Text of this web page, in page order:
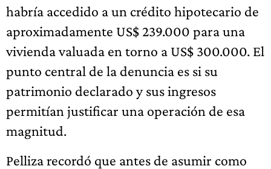
habría accedido a un crédito hipotecario de
aproximadamente US$ 239.000 para una
vivienda valuada en torno a US$ 300.000. El
punto central de la denuncia es si su
patrimonio declarado y sus ingresos
permitían justificar una operación de esa
magnitud.
Pelliza recordó que antes de asumir como